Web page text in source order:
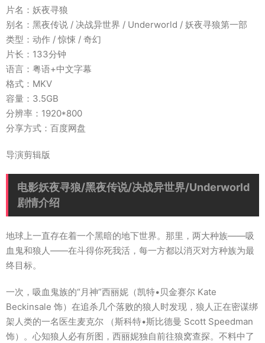
片名：妖夜寻狼
别名：黑夜传说 / 决战异世界 / Underworld / 妖夜寻狼第一部
类型：动作 / 惊悚 / 奇幻
片长：133分钟
语言：粤语+中文字幕
格式：MKV
容量：3.5GB
分辨率：1920*800
分享方式：百度网盘
导演剪辑版
电影妖夜寻狼/黑夜传说/决战异世界/Underworld
剧情介绍
地球上一直存在着一个黑暗的地下世界。那里，两大种族――吸
血鬼和狼人――在斗得你死我活，每一方都以消灭对方种族为最
终目标。
一次，吸血鬼族的“月神”西丽妮（凯特•贝金赛尔 Kate
Beckinsale 饰）在追杀几个落败的狼人时发现，狼人正在密谋绑
架人类的一名医生麦克尔 （斯科特•斯比德曼 Scott Speedman
饰）。心知狼人必有所图，西丽妮独自前往狼窝查探。不料中了